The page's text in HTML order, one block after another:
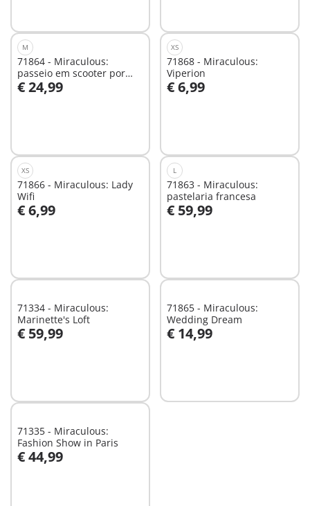
M
71864 - Miraculous:
passeio em scooter por
Paris
€ 24,99
Ao carrinho
XS
71868 - Miraculous:
Viperion
€ 6,99
Ao carrinho
XS
71866 - Miraculous: Lady
Wifi
€ 6,99
Ao carrinho
L
71863 - Miraculous:
pastelaria francesa
€ 59,99
Ao carrinho
71334 - Miraculous:
Marinette's Loft
€ 59,99
Ao carrinho
71865 - Miraculous:
Wedding Dream
€ 14,99
Ao carrinho
71335 - Miraculous:
Fashion Show in Paris
€ 44,99
Ao carrinho